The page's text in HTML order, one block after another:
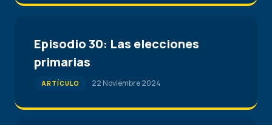
Episodio 30: Las elecciones
primarias
ARTÍCULO 22 Noviembre 2024